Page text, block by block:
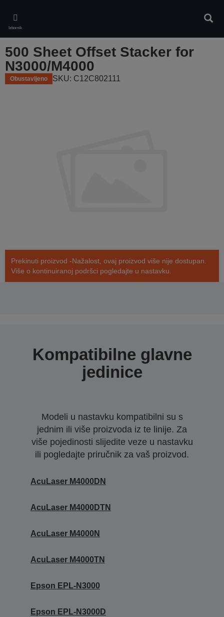
main
content
Izbornik
500 Sheet Offset Stacker for
N3000/M4000
Obustavljeno SKU: C12C802111
Prekinuti proizvod -Nažalost, ovaj proizvod više nije dostupan.
Više o kontinuiranoj podršci pogledajte u nastavku.
Kompatibilne glavne
jedinice
Modeli u nastavku kompatibilni su s
jednim ili više proizvoda iz te linije. Za
više pojedinosti slijedite veze u nastavku
ili pogledajte priručnik za vaš proizvod.
AcuLaser M4000DN
AcuLaser M4000DTN
AcuLaser M4000N
AcuLaser M4000TN
Epson EPL-N3000
Epson EPL-N3000D